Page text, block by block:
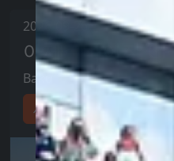
2026-09-26
아제르바이잔 GP
Baku
세부 사항